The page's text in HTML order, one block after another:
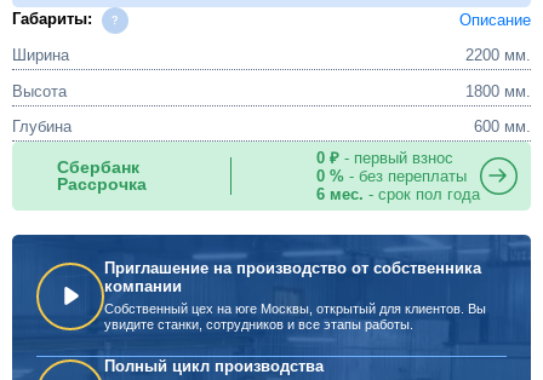
Габариты:
Описание
Ширина
2200 мм.
Высота
1800 мм.
Глубина
600 мм.
Сбербанк
Рассрочка
0 ₽- первый взнос
0 %- без переплаты
6 мес. - срок пол года
Приглашение на производство от собственника
компании
Собственный цех на юге Москвы, открытый для клиентов. Вы
увидите станки, сотрудников и все этапы работы.
Полный цикл производства